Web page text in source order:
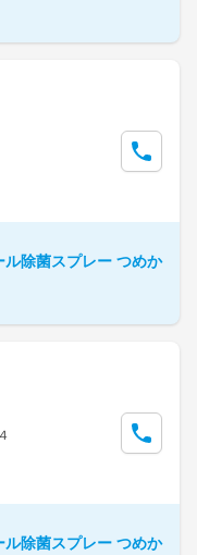
除菌スプレー つめか
除菌スプレー つめか